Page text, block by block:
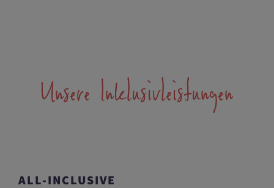
Unsere Inklusivleistungen
ALL-INCLUSIVE